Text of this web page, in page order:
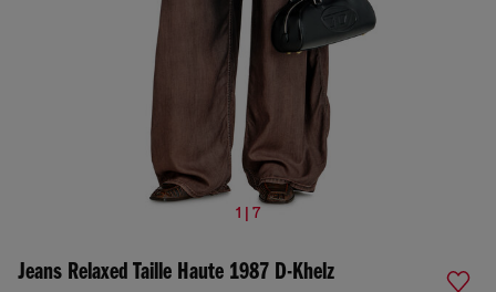
1 | 7
Jeans Relaxed Taille Haute 1987 D-Khelz